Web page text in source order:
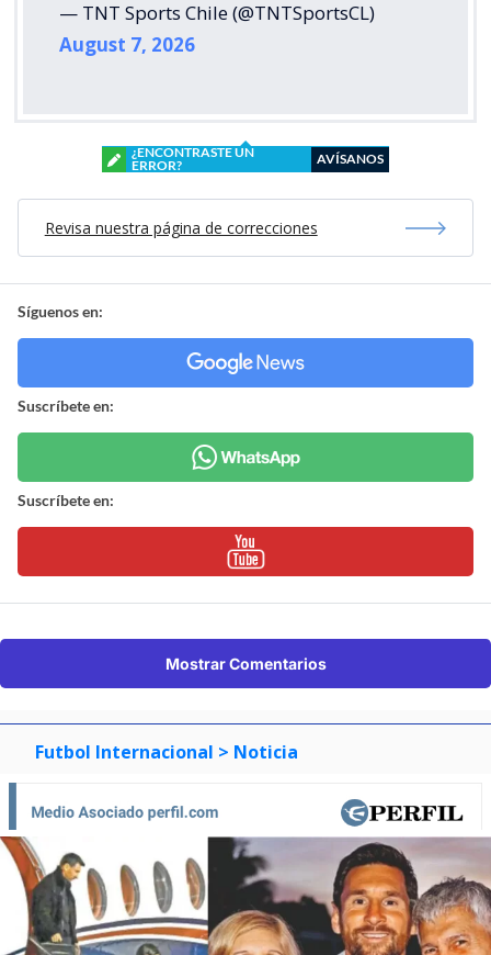
— TNT Sports Chile (@TNTSportsCL)
August 7, 2026
¿ENCONTRASTE UN
ERROR?
AVÍSANOS
Revisa nuestra página de correcciones
Síguenos en:
Suscríbete en:
Suscríbete en:
Mostrar Comentarios
Futbol Internacional > Noticia